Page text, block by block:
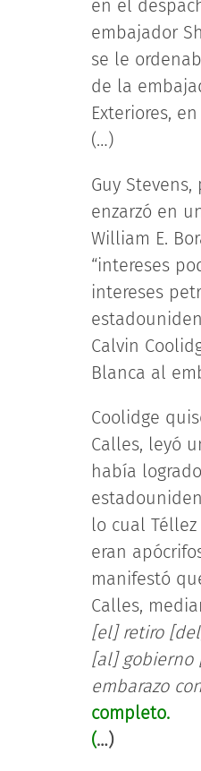
en el
embajador
se le
de la
Exteriores,
(…)
Guy
enzarzó en
William E.
“intereses
intereses
Calvin
Blanca al
Coolidge
Calles, leyó
había
lo cual
eran
manifestó
Calles,
[el] retiro
[al] gobierno
embarazo
completo.
(…)